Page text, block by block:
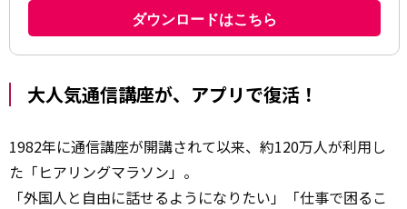
大人気通信講座が、アプリで復活！
1982年に通信講座が開講されて以来、約120万人が利用し
た「ヒアリングマラソン」。
「外国人と自由に話せるようになりたい」「仕事で困るこ